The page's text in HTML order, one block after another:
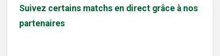
Suivez certains matchs en direct grâce à nos
partenaires